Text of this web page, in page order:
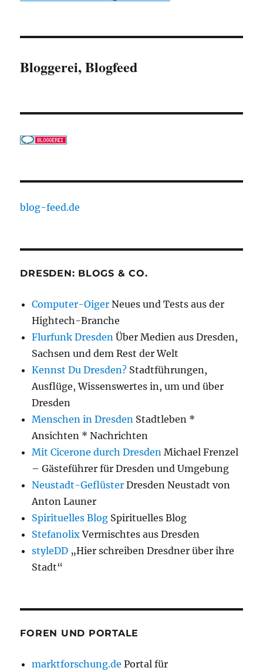
Bloggerei, Blogfeed
blog-feed.de
DRESDEN: BLOGS & CO.
Computer-Oiger Neues und Tests aus der
Hightech-Branche
Flurfunk Dresden Über Medien aus Dresden,
Sachsen und dem Rest der Welt
Kennst Du Dresden? Stadtführungen,
Ausflüge, Wissenswertes in, um und über
Dresden
Menschen in Dresden Stadtleben *
Ansichten * Nachrichten
Mit Cicerone durch Dresden Michael Frenzel
– Gästeführer für Dresden und Umgebung
Neustadt-Geflüster Dresden Neustadt von
Anton Launer
Spirituelles Blog Spirituelles Blog
StefanolixVermischtes aus Dresden
styleDD „Hier schreiben Dresdner über ihre
Stadt“
FOREN UND PORTALE
marktforschung.de Portal für